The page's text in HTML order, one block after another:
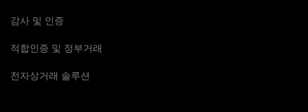
감사 및 인증
적합인증 및 정부거래
전자상거래 솔루션